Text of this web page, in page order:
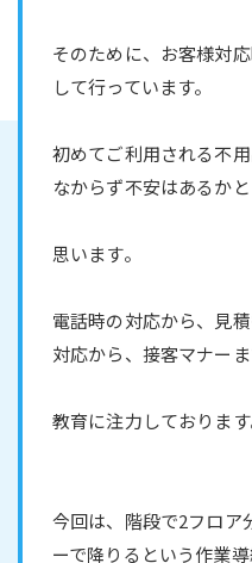
そのために、お客様対
して行っています。
初めてご利用される不
なからず不安はあるかと
思います。
電話時の対応から、見
対応から、接客マナー
教育に注力しております
今回は、階段で2フロア
ーで降りるという作業